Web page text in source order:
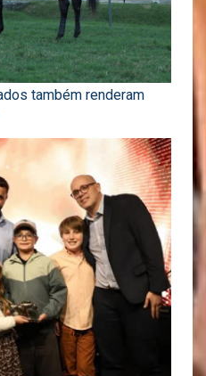
também renderam